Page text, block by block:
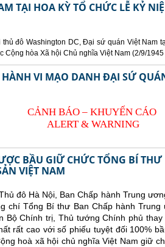
TẠI HOA KỲ TỔ CHỨC LỄ KỶ
thủ đô Washington DC, Đại sứ quán Việt Nam
Cộng hòa Xã hội Chủ nghĩa Việt Nam (2/9/
HÀNH VI MẠO DANH ĐẠI SỨ
CẢNH BÁO – KHUYẾN CÁO
ALERT & WARNING
BẦU GIỮ CHỨC TỔNG BÍ
VIỆT NAM
đô Hà Nội, Ban Chấp hành Trung
chí Tổng Bí thư Ban Chấp hành
Bộ Chính trị, Thủ tướng Chính phủ
rất cao với số phiếu tuyệt đối 100%
hoà xã hội chủ nghĩa Việt Nam giữ